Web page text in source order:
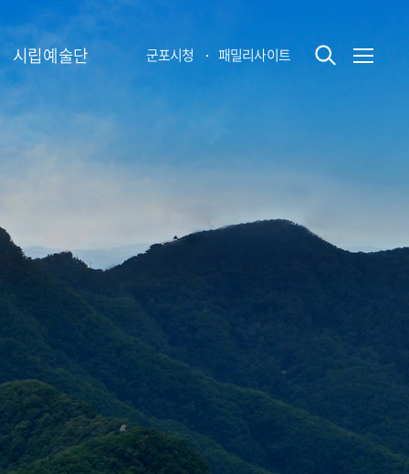
시립예술단 군포시청 패밀리사이트